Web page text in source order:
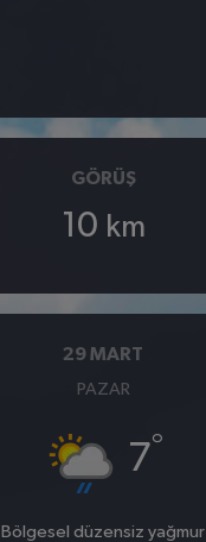
GÖRÜŞ
10 km
29 MART
PAZAR
7°
Bölgesel düzensiz yağmur